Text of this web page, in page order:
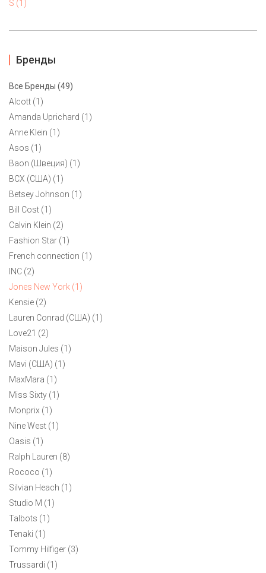
Платье-футляр Jones New York S
4900 ₽
S (1)
Бренды
Все Бренды (49)
Alcott (1)
Amanda Uprichard (1)
Anne Klein (1)
Asos (1)
Baon (Швеция) (1)
BCX (США) (1)
Betsey Johnson (1)
Bill Cost (1)
Calvin Klein (2)
Fashion Star (1)
French connection (1)
INC (2)
Jones New York (1)
Kensie (2)
Lauren Conrad (США) (1)
Love21 (2)
Maison Jules (1)
Mavi (CША) (1)
MaxMara (1)
Miss Sixty (1)
Monprix (1)
Nine West (1)
Oasis (1)
Ralph Lauren (8)
Rococo (1)
Silvian Heach (1)
Studio M (1)
Talbots (1)
Tenaki (1)
Tommy Hilfiger (3)
Trussardi (1)